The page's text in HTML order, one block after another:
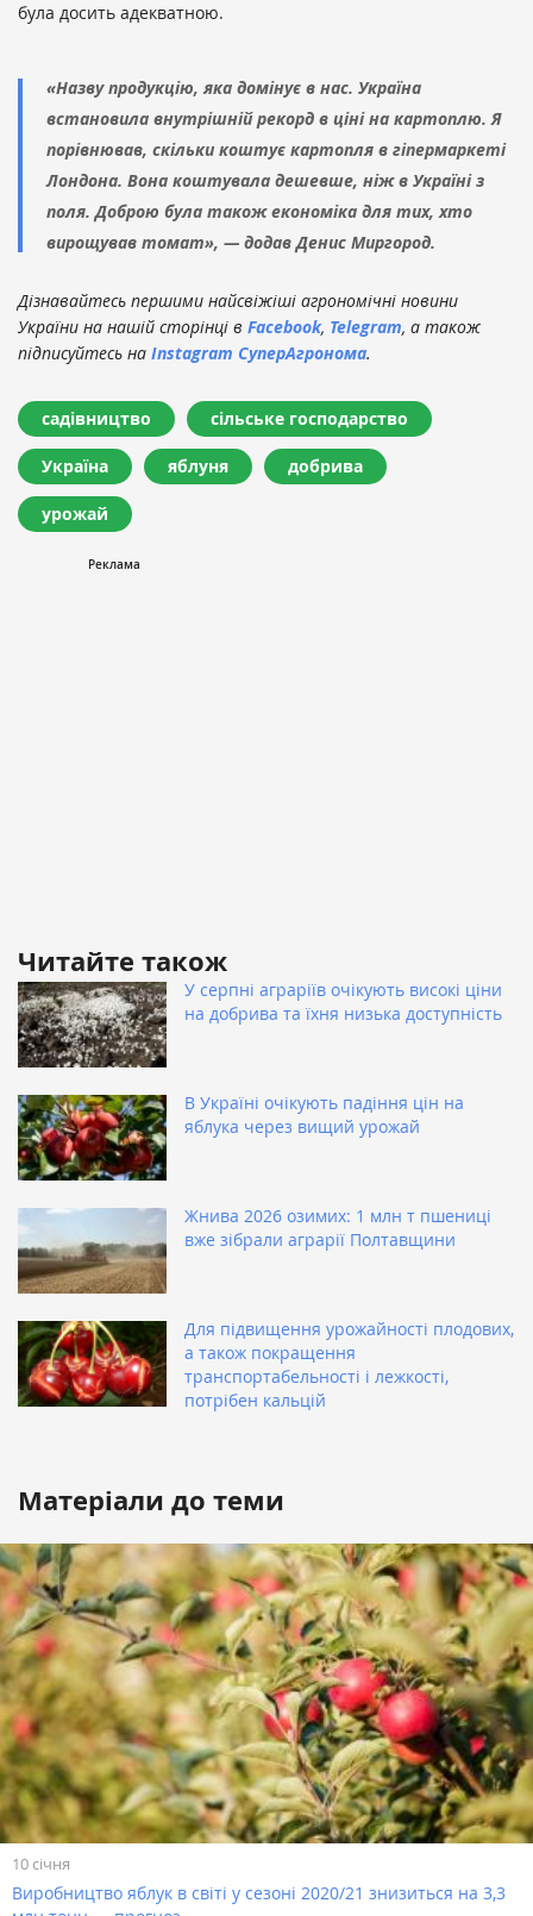
була досить адекватною.
«Назву продукцію, яка домінує в нас. Україна
встановила внутрішній рекорд в ціні на картоплю. Я
порівнював, скільки коштує картопля в гіпермаркеті
Лондона. Вона коштувала дешевше, ніж в Україні з
поля. Доброю була також економіка для тих, хто
вирощував томат», — додав Денис Миргород.
Дізнавайтесь першими найсвіжіші агрономічні новини
України на нашій сторінці в Facebook, Telegram, а також
підписуйтесь на Instagram СуперАгронома.
садівництво сільське господарство
Україна яблуня добрива
урожай
Читайте також
У серпні аграріїв очікують високі ціни
на добрива та їхня низька доступність
В Україні очікують падіння цін на
яблука через вищий урожай
Жнива 2026 озимих: 1 млн т пшениці
вже зібрали аграрії Полтавщини
Для підвищення урожайності плодових,
а також покращення
транспортабельності і лежкості,
потрібен кальцій
Матеріали до теми
10 січня
Виробництво яблук в світі у сезоні 2020/21 знизиться на 3,3